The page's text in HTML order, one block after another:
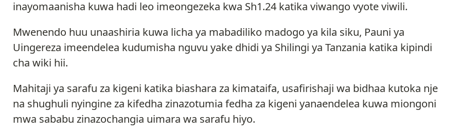
inayomaanisha kuwa hadi leo imeongezeka kwa Sh1.24 katika viwango vyote viwili.
Mwenendo huu unaashiria kuwa licha ya mabadiliko madogo ya kila siku, Pauni ya
Uingereza imeendelea kudumisha nguvu yake dhidi ya Shilingi ya Tanzania katika kipindi
cha wiki hii.
Mahitaji ya sarafu za kigeni katika biashara za kimataifa, usafirishaji wa bidhaa kutoka nje
na shughuli nyingine za kifedha zinazotumia fedha za kigeni yanaendelea kuwa miongoni
mwa sababu zinazochangia uimara wa sarafu hiyo.